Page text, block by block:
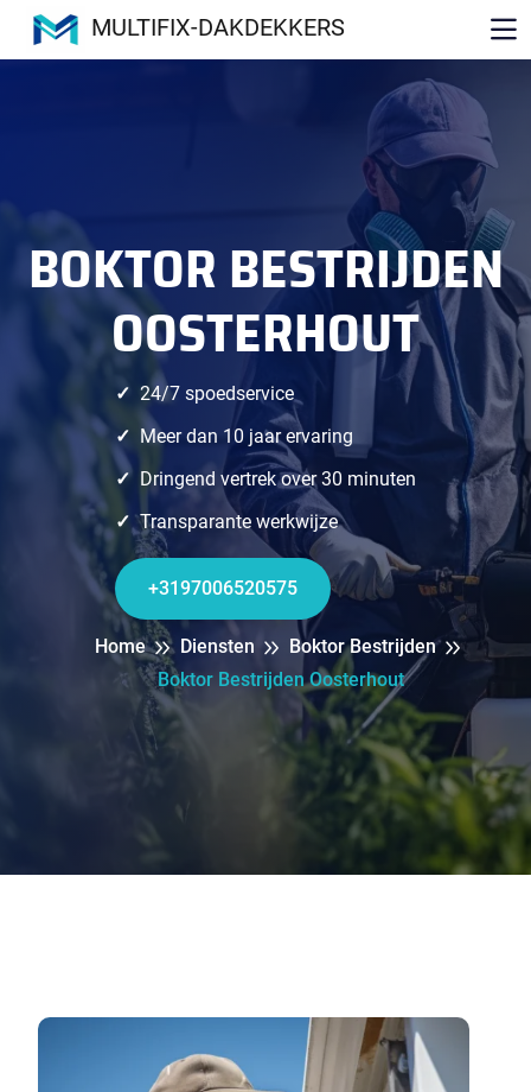
MULTIFIX-DAKDEKKERS
BOKTOR BESTRIJDEN
OOSTERHOUT
24/7 spoedservice
Meer dan 10 jaar ervaring
Dringend vertrek over 30 minuten
Transparante werkwijze
+3197006520575
Home Diensten
Boktor Bestrijden
Boktor Bestrijden Oosterhout